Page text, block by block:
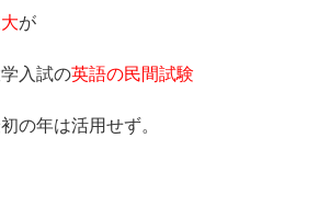
が
入試の英語の民間試験
の年は活用せず。